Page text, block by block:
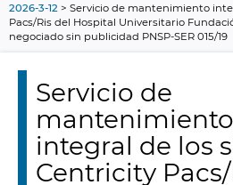
2026-3-12
Servicio de mantenimiento
Pacs/Ris del Hospital Universitario
negociado sin publicidad PNSP-SER 015/19
Servicio de
mantenimiento
integral de los
Centricity